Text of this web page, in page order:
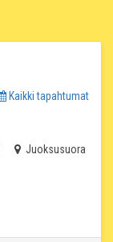
Kaikki tapahtumat
Juoksusuora